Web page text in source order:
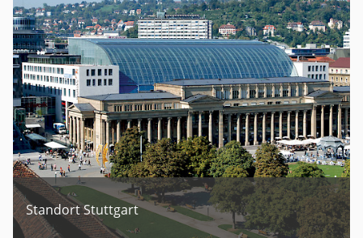
Standort Stuttgart